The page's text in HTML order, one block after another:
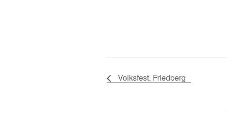
Volksfest, Friedberg